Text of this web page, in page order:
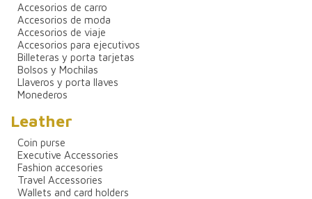
Accesorios de carro
Accesorios de moda
Accesorios de viaje
Accesorios para ejecutivos
Billeteras y porta tarjetas
Bolsos y Mochilas
Llaveros y porta llaves
Monederos
Leather
Coin purse
Executive Accessories
Fashion accesories
Travel Accessories
Wallets and card holders